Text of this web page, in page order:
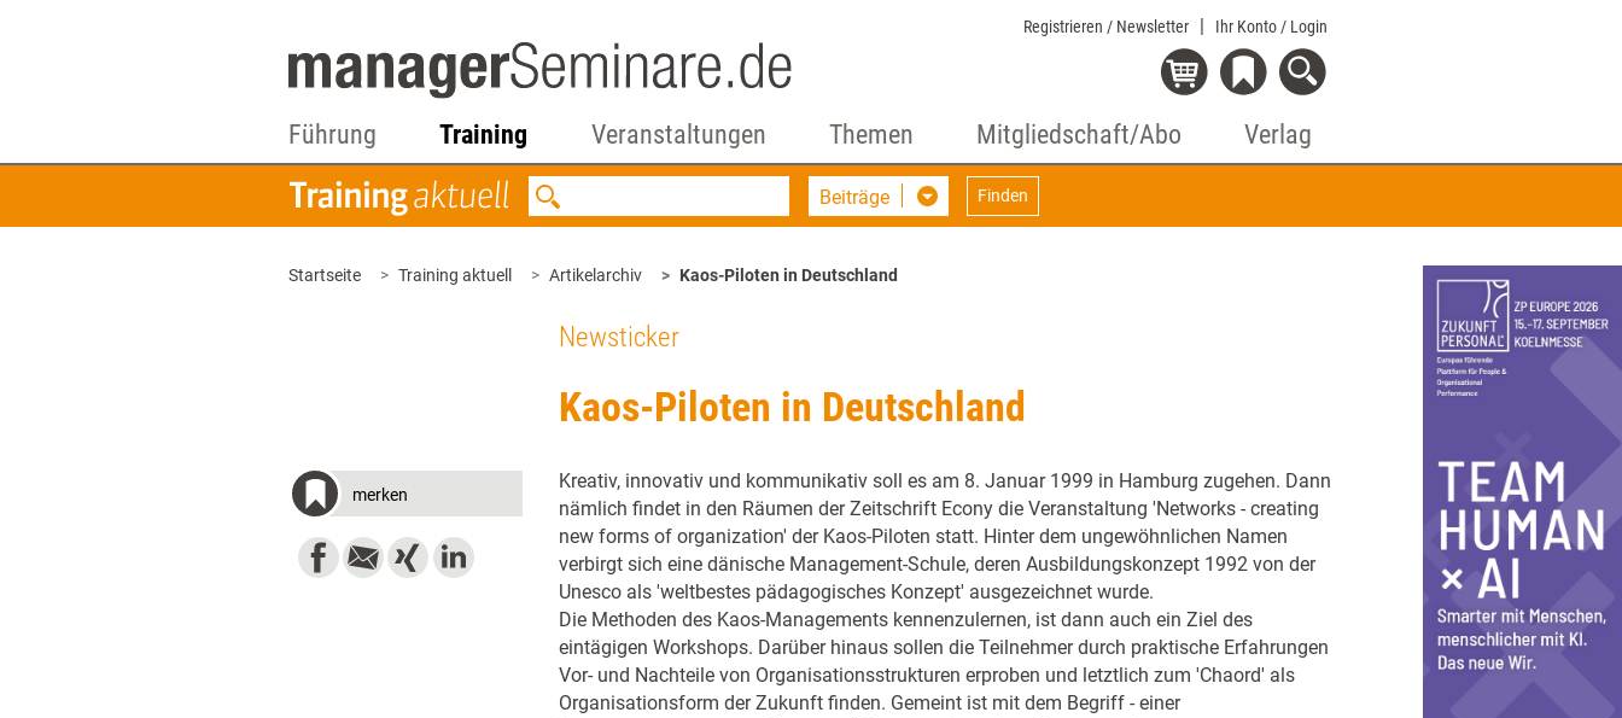
Registrieren / Newsletter Ihr Konto / Login
Führung Training Veranstaltungen Themen Mitgliedschaft/Abo Verlag
Beiträge Finden
Startseite Training aktuell Artikelarchiv Kaos-Piloten in Deutschland
Newsticker
Kaos-Piloten in Deutschland
merken
Kreativ, innovativ und kommunikativ soll es am 8. Januar 1999 in Hamburg zugehen. Dann
nämlich findet in den Räumen der Zeitschrift Econy die Veranstaltung 'Networks - creating
new forms of organization' der Kaos-Piloten statt. Hinter dem ungewöhnlichen Namen
verbirgt sich eine dänische Management-Schule, deren Ausbildungskonzept 1992 von der
Unesco als 'weltbestes pädagogisches Konzept' ausgezeichnet wurde.
Die Methoden des Kaos-Managements kennenzulernen, ist dann auch ein Ziel des
eintägigen Workshops. Darüber hinaus sollen die Teilnehmer durch praktische Erfahrungen
Vor- und Nachteile von Organisationsstrukturen erproben und letztlich zum 'Chaord' als
Organisationsform der Zukunft finden. Gemeint ist mit dem Begriff - einer